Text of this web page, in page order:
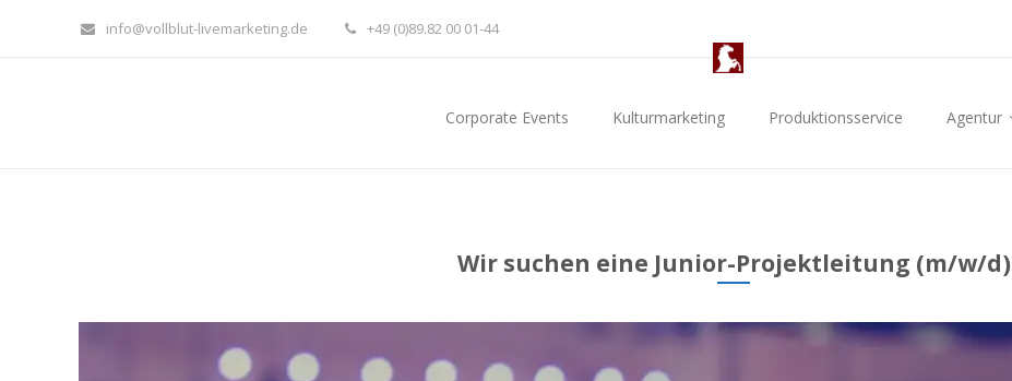
info@vollblut-livemarketing.de +49 (0)89.82 00 01-44
Corporate Events Kulturmarketing Produktionsservice Agentur
Wir suchen eine Junior-Projektleitung (m/w/d)